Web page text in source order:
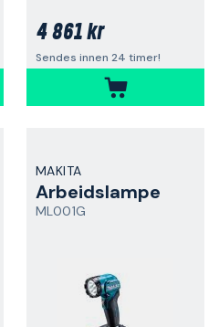
4 861 kr
Sendes innen 24 timer!
MAKITA
Arbeidslampe
ML001G